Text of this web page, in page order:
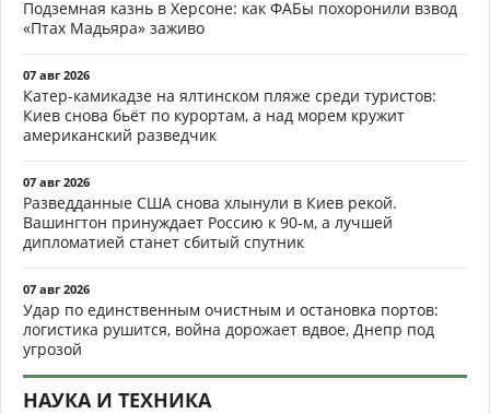
Подземная казнь в Херсоне: как ФАБы похоронили взвод
«Птах Мадьяра» заживо
07 авг 2026
Катер-камикадзе на ялтинском пляже среди туристов:
Киев снова бьёт по курортам, а над морем кружит
американский разведчик
07 авг 2026
Разведданные США снова хлынули в Киев рекой.
Вашингтон принуждает Россию к 90-м, а лучшей
дипломатией станет сбитый спутник
07 авг 2026
Удар по единственным очистным и остановка портов:
логистика рушится, война дорожает вдвое, Днепр под
угрозой
НАУКА И ТЕХНИКА